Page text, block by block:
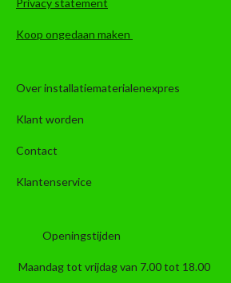
Privacy statement
Koop ongedaan maken
Over installatiematerialenexpres
Klant worden
Contact
Klantenservice
Openingstijden
Maandag tot vrijdag van 7.00 tot 18.00